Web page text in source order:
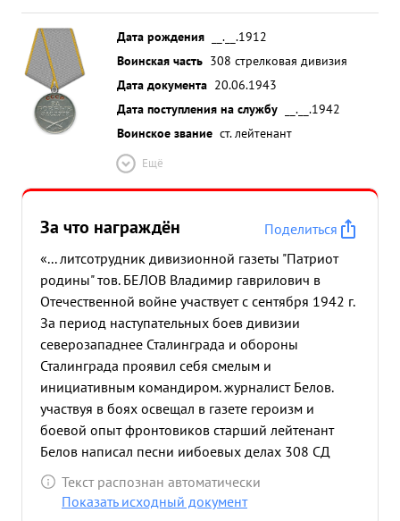
Дата рождения
__.__.1912
Воинская часть 308 стрелковая дивизия
Дата документа 20.06.1943
Дата поступления на службу
__.__.1942
Воинское звание ст. лейтенант
Ещё
За что награждён
Поделиться
«... литсотрудник дивизионной газеты "Патриот
родины" тов. БЕЛОВ Владимир гаврилович в
Отечественной войне участвует с сентября 1942 г.
За период наступательных боев дивизии
северозападнее Сталинграда и обороны
Сталинграда проявил себя смелым и
инициативным командиром. журналист Белов.
участвуя в боях освещал в газете героизм и
боевой опыт фронтовиков старший лейтенант
Белов написал песни иибоевых делах 308 СД
которые поднимали дух личного состава в борьбе
с врагом. Боевые песни написанные Беловым
Текст распознан автоматически
Показать исходный документ